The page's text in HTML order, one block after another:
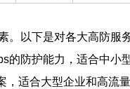
以下是对各大高防服
的防护能力，适合中小型
适合大型企业和高流量